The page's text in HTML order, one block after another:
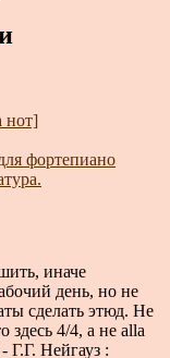
нот]
фортепиано
иначе
день, но не
сделать этюд. Не
здесь 4/4, а не alla
Г.Г. Нейгауз :